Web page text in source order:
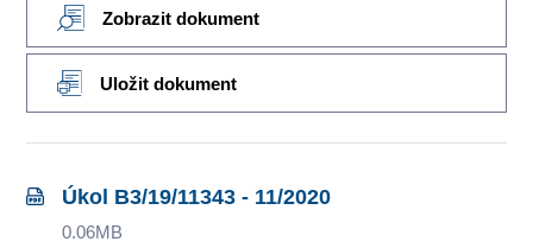
Zobrazit dokument
Uložit dokument
Úkol B3/19/11343 - 11/2020
0.06MB